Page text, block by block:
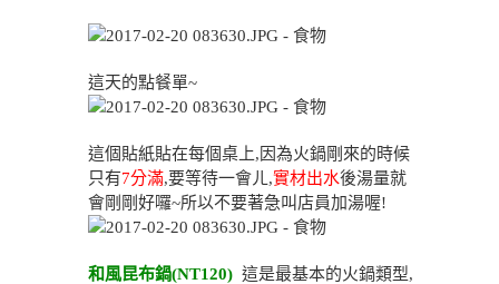
這天的點餐單~
這個貼紙貼在每個桌上,因為火鍋剛來的時候
只有7分滿,要等待一會ㄦ,實材出水後湯量就
會剛剛好囉~所以不要著急叫店員加湯喔!
和風昆布鍋(NT120) 這是最基本的火鍋類型,